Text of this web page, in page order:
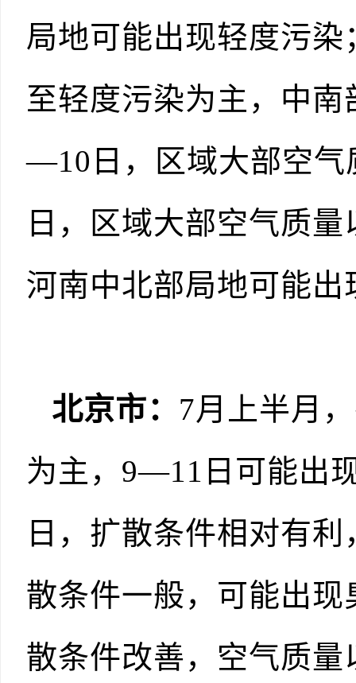
局地可能出现轻度污
至轻度污染为主，中
—10日，区域大部空
日，区域大部空气质
河南中北部局地可能
北京市： 7月上半月
为主，9—11日可能出
日，扩散条件相对有
散条件一般，可能出
散条件改善，空气质